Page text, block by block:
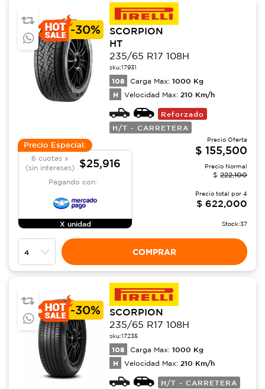
-30%
SCORPION
HT
235/65 R17 108H
sku:17931
108 Carga Max: 1000 Kg
H Velocidad Max: 210 Km/h
Reforzado
H/T - CARRETERA
Precio Especial:
6 cuotas x
(sin intereses)
$25,916
Pagando con:
X unidad
Precio Oferta
$ 155,500
Precio Normal
$ 222,100
Precio total por 4
$ 622,000
Stock:37
COMPRAR
-30%
SCORPION
235/65 R17 108H
sku:17235
108 Carga Max: 1000 Kg
H Velocidad Max: 210 Km/h
H/T - CARRETERA